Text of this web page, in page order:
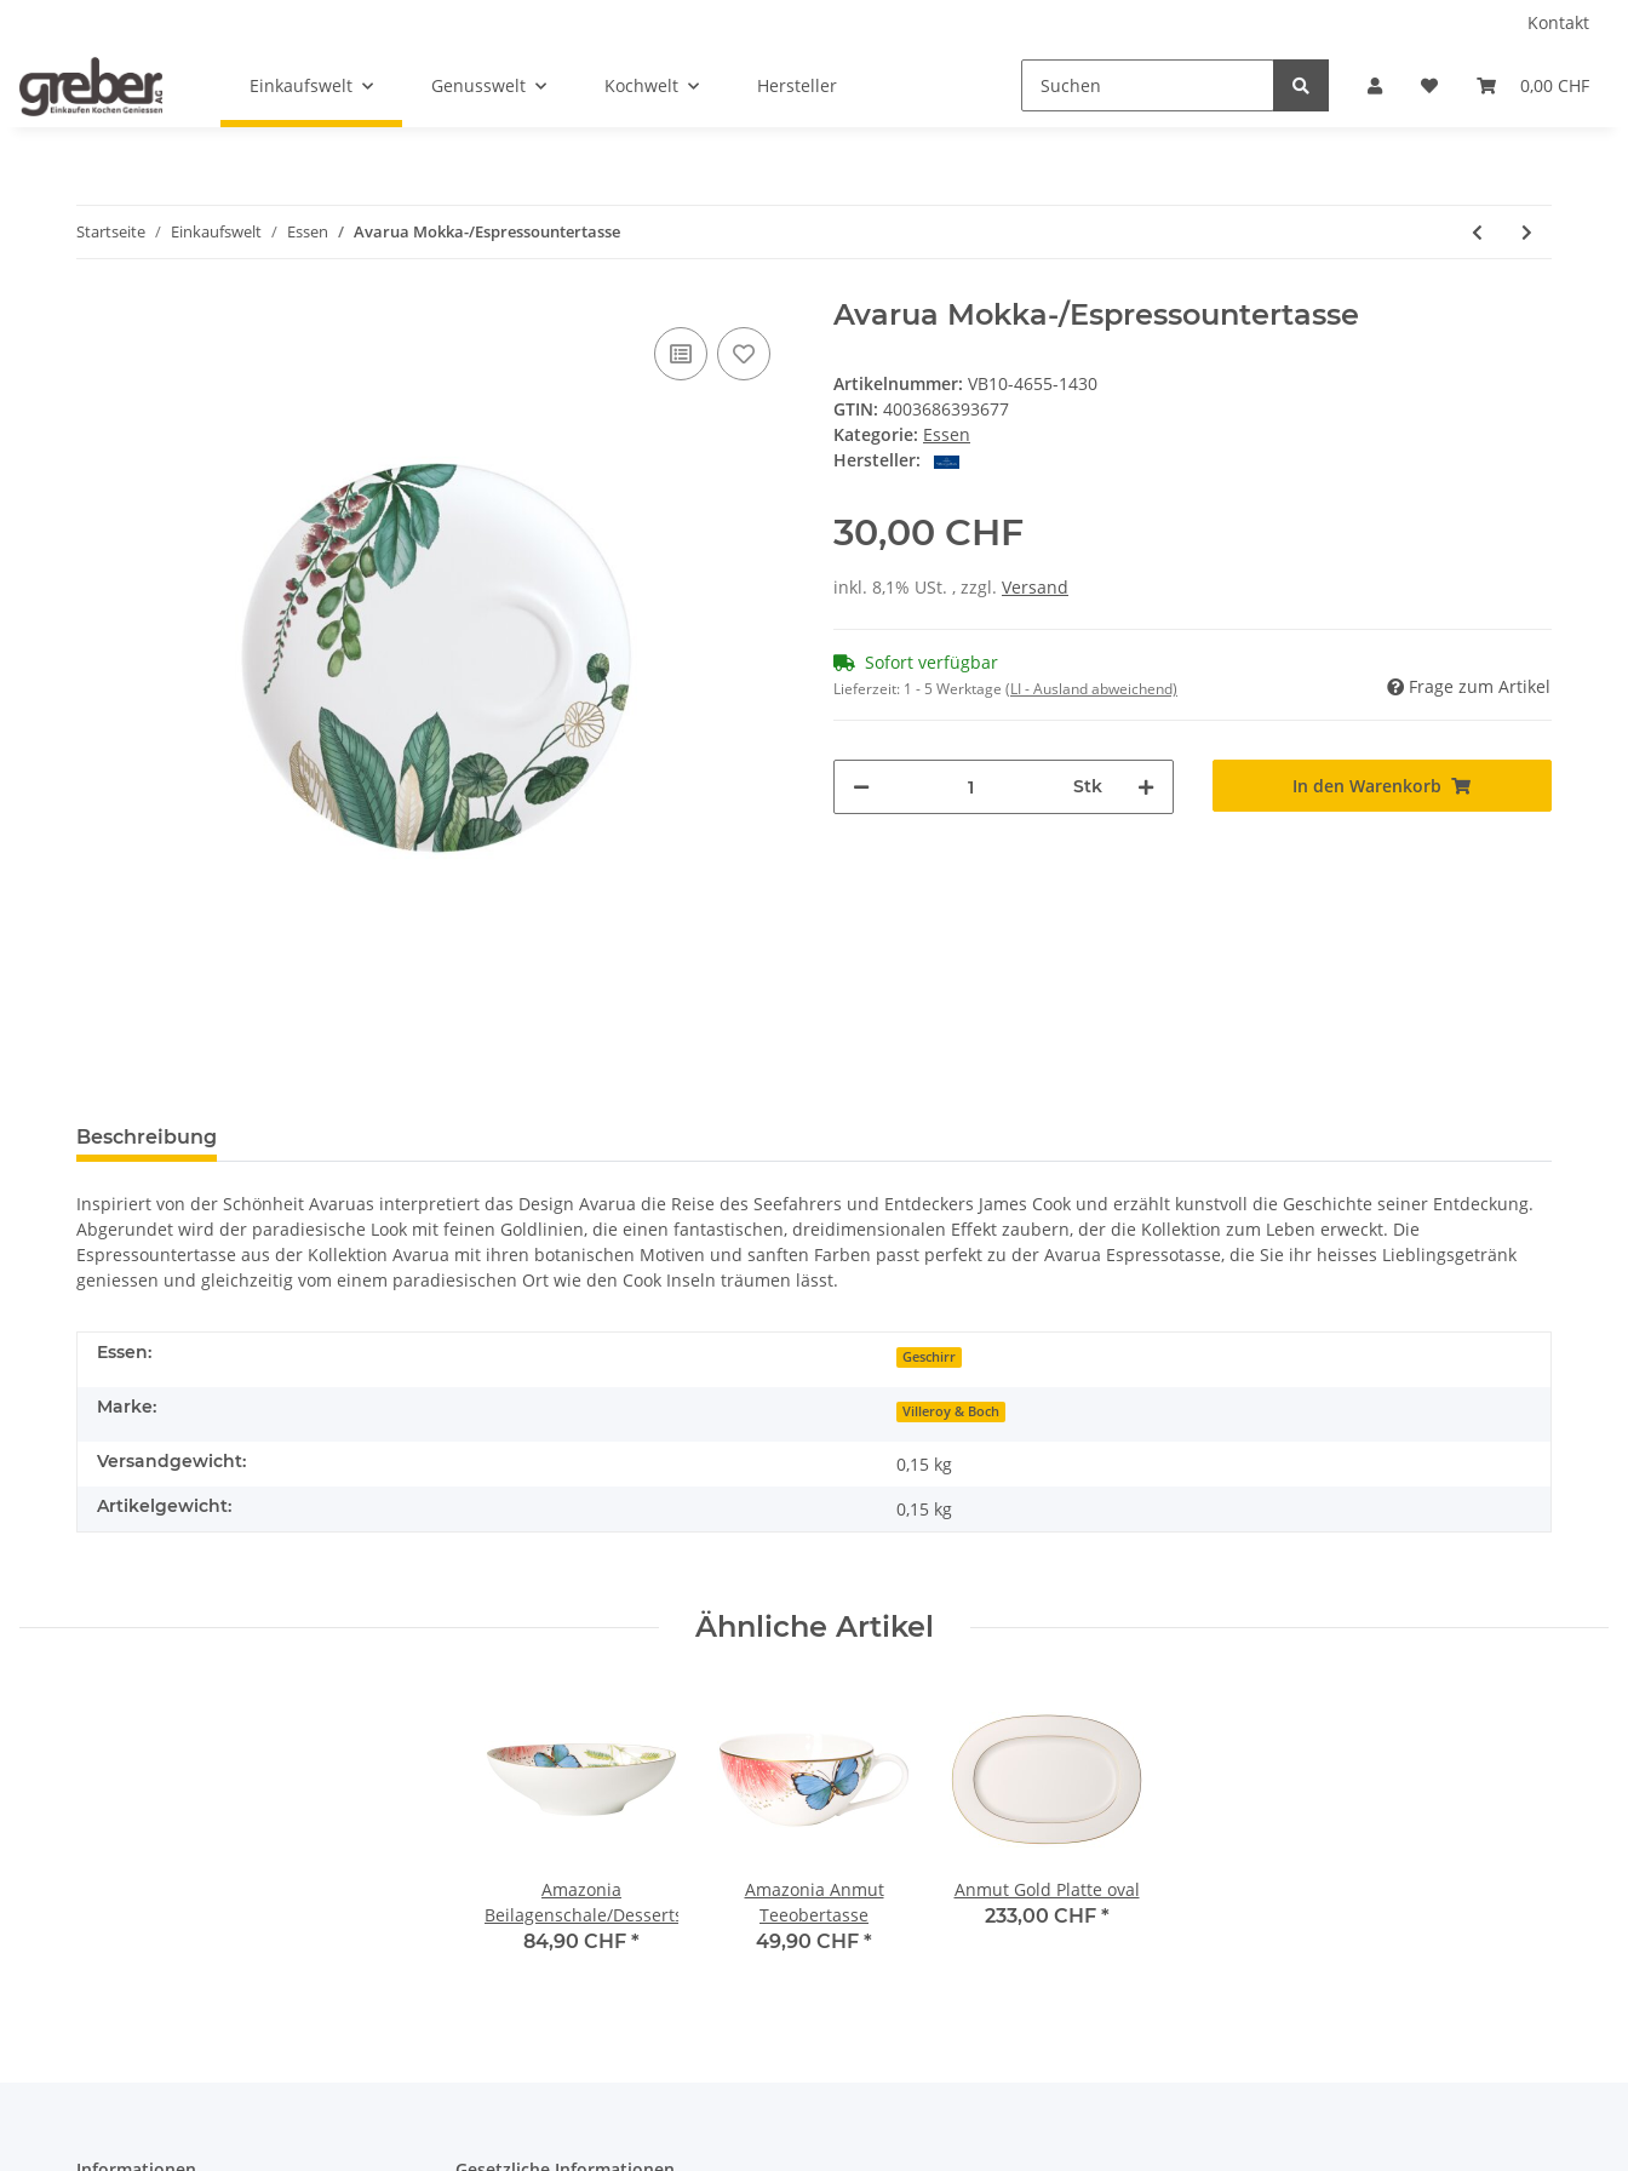
Kontakt
0,00 CHF
Einkaufswelt Genusswelt Kochwelt Hersteller
Startseite Einkaufswelt Essen Avarua Mokka-/Espressountertasse
Avarua Mokka-/Espressountertasse
Artikelnummer: VB10-4655-1430
GTIN: 4003686393677
Kategorie: Essen
Hersteller:
30,00 CHF
inkl. 8,1% USt. , zzgl. Versand
Sofort verfügbar
Lieferzeit: 1 - 5 Werktage (LI - Ausland abweichend) Frage zum Artikel
Stk In den Warenkorb
Beschreibung
Inspiriert von der Schönheit Avaruas interpretiert das Design Avarua die Reise des Seefahrers und Entdeckers James Cook und erzählt kunstvoll die Geschichte seiner Entdeckung.
Abgerundet wird der paradiesische Look mit feinen Goldlinien, die einen fantastischen, dreidimensionalen Effekt zaubern, der die Kollektion zum Leben erweckt. Die
Espressountertasse aus der Kollektion Avarua mit ihren botanischen Motiven und sanften Farben passt perfekt zu der Avarua Espressotasse, die Sie ihr heisses Lieblingsgetränk
geniessen und gleichzeitig vom einem paradiesischen Ort wie den Cook Inseln träumen lässt.
Essen: Geschirr
Marke: Villeroy & Boch
Versandgewicht: 0,15 kg
Artikelgewicht: 0,15 kg
Ähnliche Artikel
Amazonia
Beilagenschale/Dessertschale
84,90 CHF *
Amazonia Anmut
Teeobertasse
49,90 CHF *
Anmut Gold Platte oval
233,00 CHF *